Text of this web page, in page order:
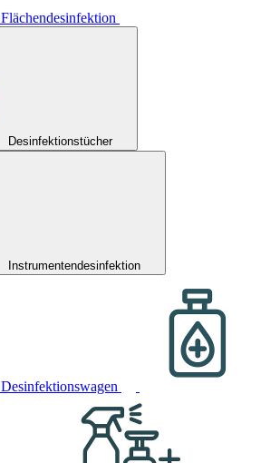
Flächendesinfektion
Desinfektionstücher
Instrumentendesinfektion
Desinfektionswagen